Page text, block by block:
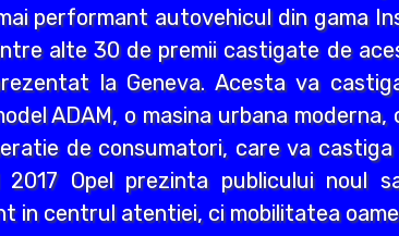
performant autovehicul din gama
alte 30 de premii castigate de
la Geneva. Acesta va
ADAM, o masina urbana
de consumatori, care va
Opel prezinta publicului noul
in centrul atentiei, ci mobilitatea